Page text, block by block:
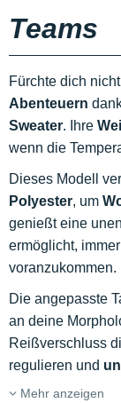
Teams
Fürchte dich
Abenteuern
Sweater. Ihre
wenn die
Dieses Modell
Polyester, um
genießt eine
ermöglicht,
voranzukommen.
Die angepasste
an deine
Reißverschluss
regulieren und
Mehr anzeigen